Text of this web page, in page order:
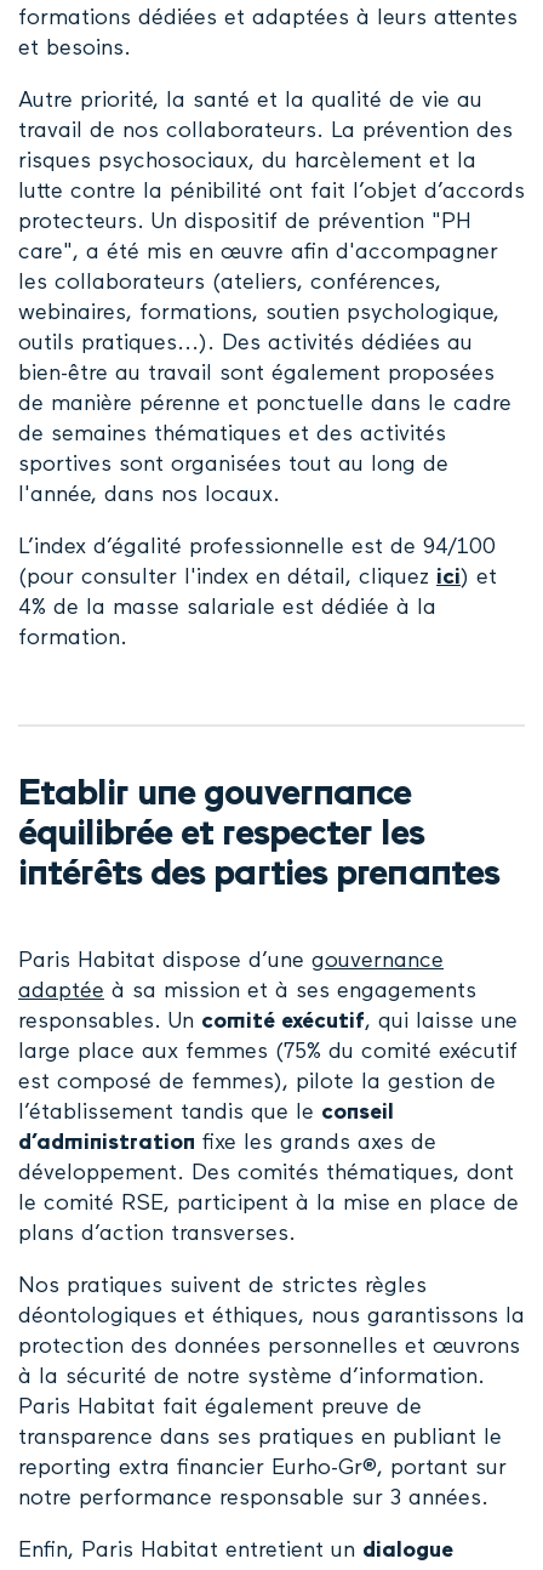
formations dédiées et adaptées à leurs attentes
et besoins.
Autre priorité, la santé et la qualité de vie au
travail de nos collaborateurs. La prévention des
risques psychosociaux, du harcèlement et la
lutte contre la pénibilité ont fait l’objet d’accords
protecteurs. Un dispositif de prévention "PH
care", a été mis en œuvre afin d'accompagner
les collaborateurs (ateliers, conférences,
webinaires, formations, soutien psychologique,
outils pratiques...). Des activités dédiées au
bien-être au travail sont également proposées
de manière pérenne et ponctuelle dans le cadre
de semaines thématiques et des activités
sportives sont organisées tout au long de
l'année, dans nos locaux.
L’index d’égalité professionnelle est de 94/100
(pour consulter l'index en détail, cliquez ici) et
4% de la masse salariale est dédiée à la
formation.
Etablir une gouvernance
équilibrée et respecter les
intérêts des parties prenantes
Paris Habitat dispose d’une gouvernance
adaptée à sa mission et à ses engagements
responsables. Un comité exécutif, qui laisse une
large place aux femmes (75% du comité exécutif
est composé de femmes), pilote la gestion de
l’établissement tandis que le conseil
d’administration fixe les grands axes de
développement. Des comités thématiques, dont
le comité RSE, participent à la mise en place de
plans d’action transverses.
Nos pratiques suivent de strictes règles
déontologiques et éthiques, nous garantissons la
protection des données personnelles et œuvrons
à la sécurité de notre système d’information.
Paris Habitat fait également preuve de
transparence dans ses pratiques en publiant le
reporting extra financier Eurho-Gr®, portant sur
notre performance responsable sur 3 années.
Enfin, Paris Habitat entretient un dialogue